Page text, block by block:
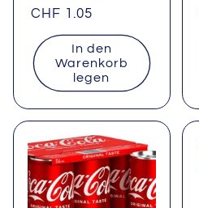
Normaler
Preis
CHF 1.05
In den
Warenkorb
legen